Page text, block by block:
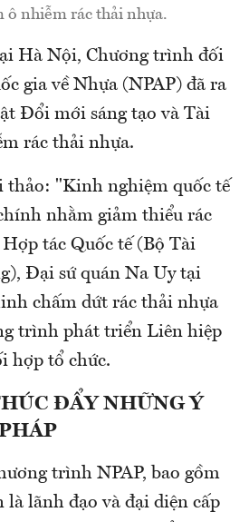
ô nhiễm rác thải nhựa.
Hà Nội, Chương trình đối
gia về Nhựa (NPAP) đã ra
Đổi mới sáng tạo và Tài
rác thải nhựa.
thảo: "Kinh nghiệm quốc tế
nhằm giảm thiểu rác
tác Quốc tế (Bộ Tài
Đại sứ quán Na Uy tại
chấm dứt rác thải nhựa
trình phát triển Liên hiệp
hợp tổ chức.
ĐẨY NHỮNG Ý
trình NPAP, bao gồm
lãnh đạo và đại diện cấp